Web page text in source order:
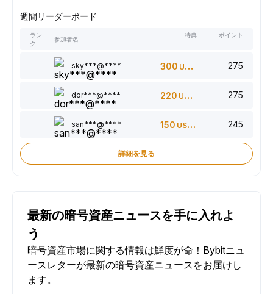
週間リーダーボード
ラン
ク
参加者名
特典 ポイント
sky***@**** 300 USDT 275
dor***@**** 220 USDT 275
san***@**** 150 USDT 245
詳細を見る
最新の暗号資産ニュースを手に入れよ
う
暗号資産市場に関する情報は鮮度が命！Bybitニュ
ースレターが最新の暗号資産ニュースをお届けし
ます。